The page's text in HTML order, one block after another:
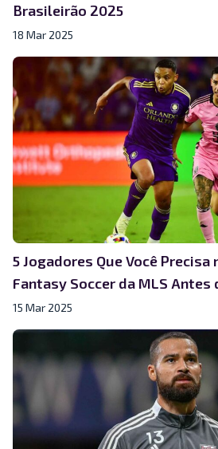
Brasileirão 2025
18 Mar 2025
5 Jogadores Que Você Precisa
Fantasy Soccer da MLS Antes
15 Mar 2025